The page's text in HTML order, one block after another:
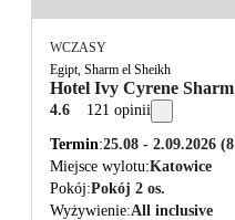
WCZASY
Egipt, Sharm el Sheikh
Hotel Ivy Cyrene Sharm
4.6 121 opinii
Termin 25.08 - 2.09.2026
Miejsce wylotu Katowice
Pokój Pokój 2 os.
Wyżywienie All inclusive